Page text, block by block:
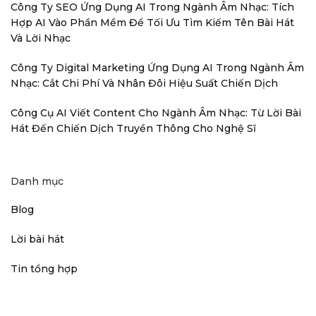
Công Ty SEO Ứng Dụng AI Trong Ngành Âm Nhạc: Tích
Hợp AI Vào Phần Mềm Để Tối Ưu Tìm Kiếm Tên Bài Hát
Và Lời Nhạc
Công Ty Digital Marketing Ứng Dụng AI Trong Ngành Âm
Nhạc: Cắt Chi Phí Và Nhân Đôi Hiệu Suất Chiến Dịch
Công Cụ AI Viết Content Cho Ngành Âm Nhạc: Từ Lời Bài
Hát Đến Chiến Dịch Truyền Thông Cho Nghệ Sĩ
Danh mục
Blog
Lời bài hát
Tin tổng hợp